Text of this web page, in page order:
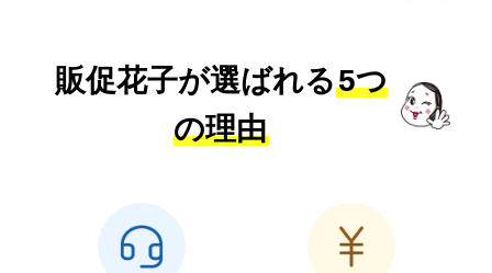
販促花子が選ばれる5つ
の理由